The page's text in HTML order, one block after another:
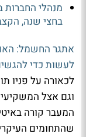
בחצי שנה,
אתגר החשמל: האם
לעשות כדי
לכאורה על פניו
וגם אצל
המעבר קורה
שהתחומים